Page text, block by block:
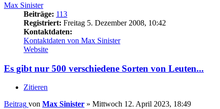
Max Sinister
Beiträge: 113
Registriert: Freitag 5. Dezember 2008, 10:42
Kontaktdaten:
Kontaktdaten von Max Sinister
Website
Es gibt nur 500 verschiedene Sorten von Leuten...
Zitieren
Beitrag von Max Sinister » Mittwoch 12. April 2023, 18:49